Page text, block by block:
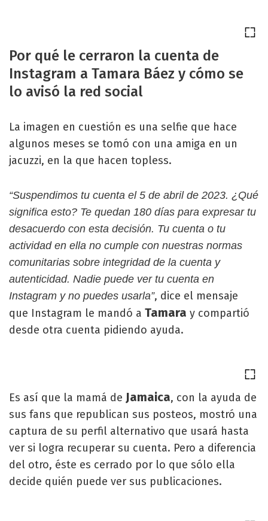
Por qué le cerraron la cuenta de
Instagram a Tamara Báez y cómo se
lo avisó la red social
La imagen en cuestión es una selfie que hace
algunos meses se tomó con una amiga en un
jacuzzi, en la que hacen topless.
“Suspendimos tu cuenta el 5 de abril de 2023. ¿Qué
significa esto? Te quedan 180 días para expresar tu
desacuerdo con esta decisión. Tu cuenta o tu
actividad en ella no cumple con nuestras normas
comunitarias sobre integridad de la cuenta y
autenticidad. Nadie puede ver tu cuenta en
Instagram y no puedes usarla”, dice el mensaje
que Instagram le mandó a Tamara y compartió
desde otra cuenta pidiendo ayuda.
Es así que la mamá de Jamaica, con la ayuda de
sus fans que republican sus posteos, mostró una
captura de su perfil alternativo que usará hasta
ver si logra recuperar su cuenta. Pero a diferencia
del otro, éste es cerrado por lo que sólo ella
decide quién puede ver sus publicaciones.